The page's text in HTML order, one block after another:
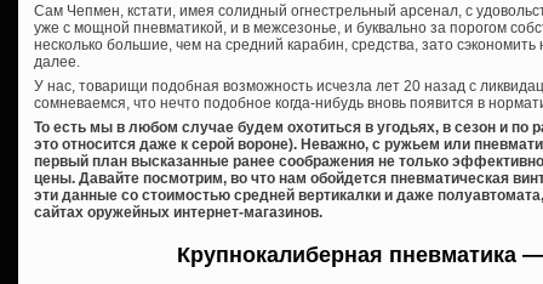
Сам Чепмен, кстати, имея солидный огнестрельный арсенал, с
уже с мощной пневматикой, и в межсезонье, и буквально за порогом
несколько большие, чем на средний карабин, средства, зато сэкономить
далее.
У нас, товарищи подобная возможность исчезла лет 20 назад с
сомневаемся, что нечто подобное когда-нибудь вновь появится в
То есть мы в любом случае будем охотиться в угодьях, в сезон и по
это относится даже к серой вороне). Неважно, с ружьем или
первый план высказанные ранее соображения не только
цены. Давайте посмотрим, во что нам обойдется пневматическая
эти данные со стоимостью средней вертикалки и даже
сайтах оружейных интернет-магазинов.
Крупнокалиберная пневматика